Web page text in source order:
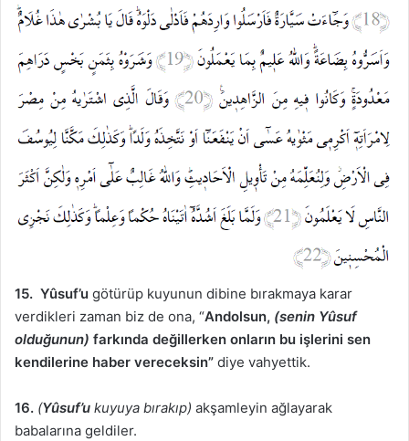
15. Yûsuf’u götürüp kuyunun dibine bırakmaya karar
verdikleri zaman biz de ona, “Andolsun, (senin Yûsuf
olduğunun) farkında değillerken onların bu işlerini sen
kendilerine haber vereceksin” diye vahyettik.
16. (Yûsuf’u kuyuya bırakıp) akşamleyin ağlayarak
babalarına geldiler.